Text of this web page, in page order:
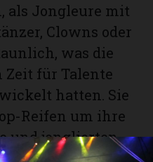
als Jongleure mit
Clowns oder
was die
für Talente
hatten. Sie
Reifen um ihre
und jonglierten
Tüchern: «Wo